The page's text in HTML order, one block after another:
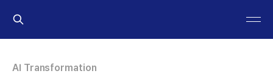
AI Transformation